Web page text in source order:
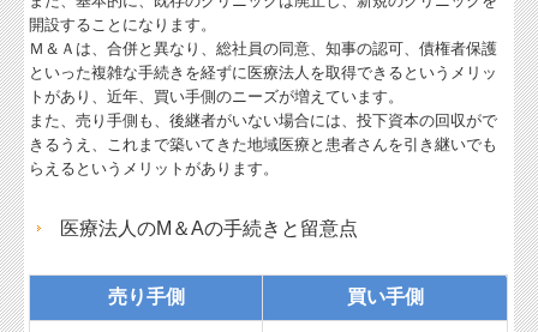
開設することになります。
Ｍ＆Ａは、合併と異なり、総社員の同意、知事の認可、債権者保護
といった複雑な手続きを経ずに医療法人を取得できるというメリッ
トがあり、近年、買い手側のニーズが増えています。
また、売り手側も、後継者がいない場合には、投下資本の回収がで
きるうえ、これまで築いてきた地域医療と患者さんを引き継いでも
らえるというメリットがあります。
医療法人のM＆Aの手続きと留意点
売り手側 買い手側